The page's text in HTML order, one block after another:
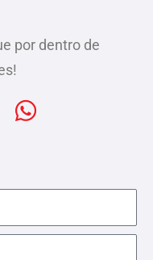
por dentro de
W
t
a